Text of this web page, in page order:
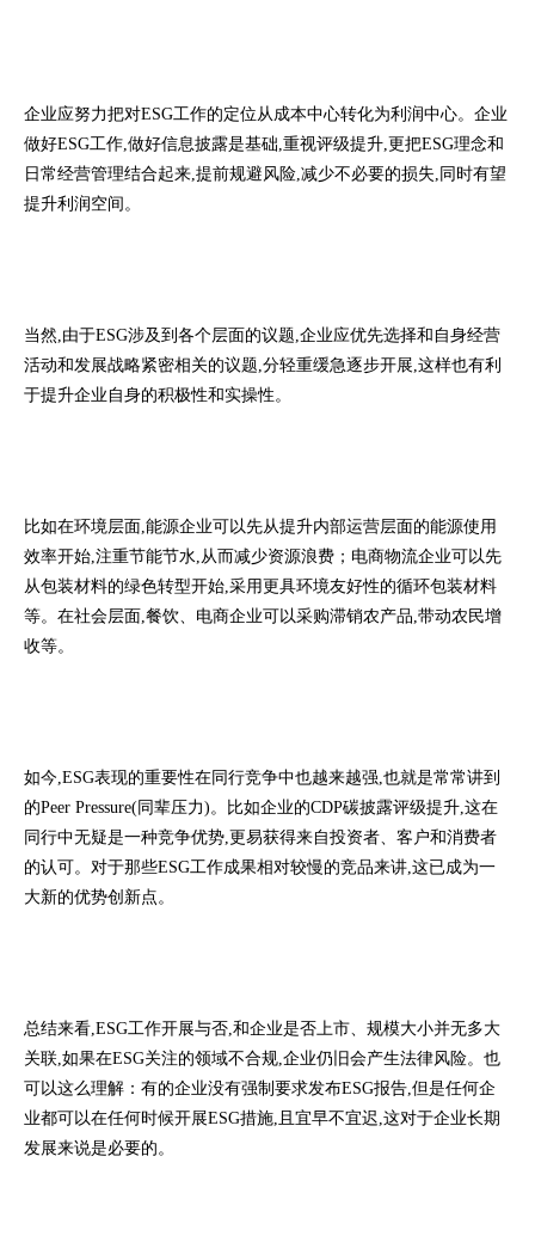
企业应努力把对ESG工作的定位从成本中心转化为利润中心。企业
做好ESG工作,做好信息披露是基础,重视评级提升,更把ESG理念和
日常经营管理结合起来,提前规避风险,减少不必要的损失,同时有望
提升利润空间。
当然,由于ESG涉及到各个层面的议题,企业应优先选择和自身经营
活动和发展战略紧密相关的议题,分轻重缓急逐步开展,这样也有利
于提升企业自身的积极性和实操性。
比如在环境层面,能源企业可以先从提升内部运营层面的能源使用
效率开始,注重节能节水,从而减少资源浪费；电商物流企业可以先
从包装材料的绿色转型开始,采用更具环境友好性的循环包装材料
等。在社会层面,餐饮、电商企业可以采购滞销农产品,带动农民增
收等。
如今,ESG表现的重要性在同行竞争中也越来越强,也就是常常讲到
的Peer Pressure(同辈压力)。比如企业的CDP碳披露评级提升,这在
同行中无疑是一种竞争优势,更易获得来自投资者、客户和消费者
的认可。对于那些ESG工作成果相对较慢的竞品来讲,这已成为一
大新的优势创新点。
总结来看,ESG工作开展与否,和企业是否上市、规模大小并无多大
关联,如果在ESG关注的领域不合规,企业仍旧会产生法律风险。也
可以这么理解：有的企业没有强制要求发布ESG报告,但是任何企
业都可以在任何时候开展ESG措施,且宜早不宜迟,这对于企业长期
发展来说是必要的。